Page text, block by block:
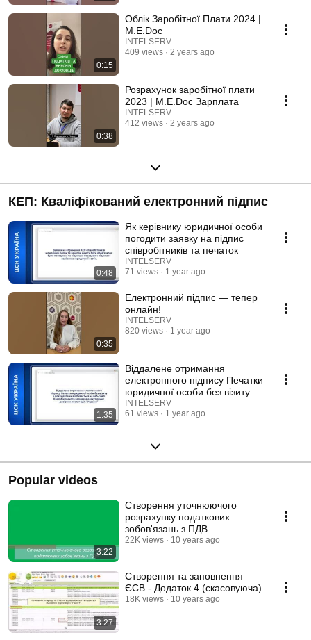
0:15
Облік Заробітної Плати 2024 |
M.E.Doc
INTELSERV
409 views
2 years ago
0:38
Розрахунок заробітної плати
2023 | M.E.Doc Зарплата
INTELSERV
412 views
2 years ago
КЕП: Кваліфікований електронний підпис
0:48
Як керівнику юридичної особи
погодити заявку на підпис
співробітників та печаток
INTELSERV
71 views
1 year ago
0:35
Електронний підпис — тепер
онлайн!
INTELSERV
820 views
1 year ago
1:35
Віддалене отримання
електронного підпису Печатки
юридичної особи без візиту з
документами
INTELSERV
61 views
1 year ago
Popular videos
3:22
Створення уточнюючого
розрахунку податкових
зобов'язань з ПДВ
22K views 10 years ago
3:27
Створення та заповнення
ЄСВ - Додаток 4 (скасовуюча)
18K views 10 years ago